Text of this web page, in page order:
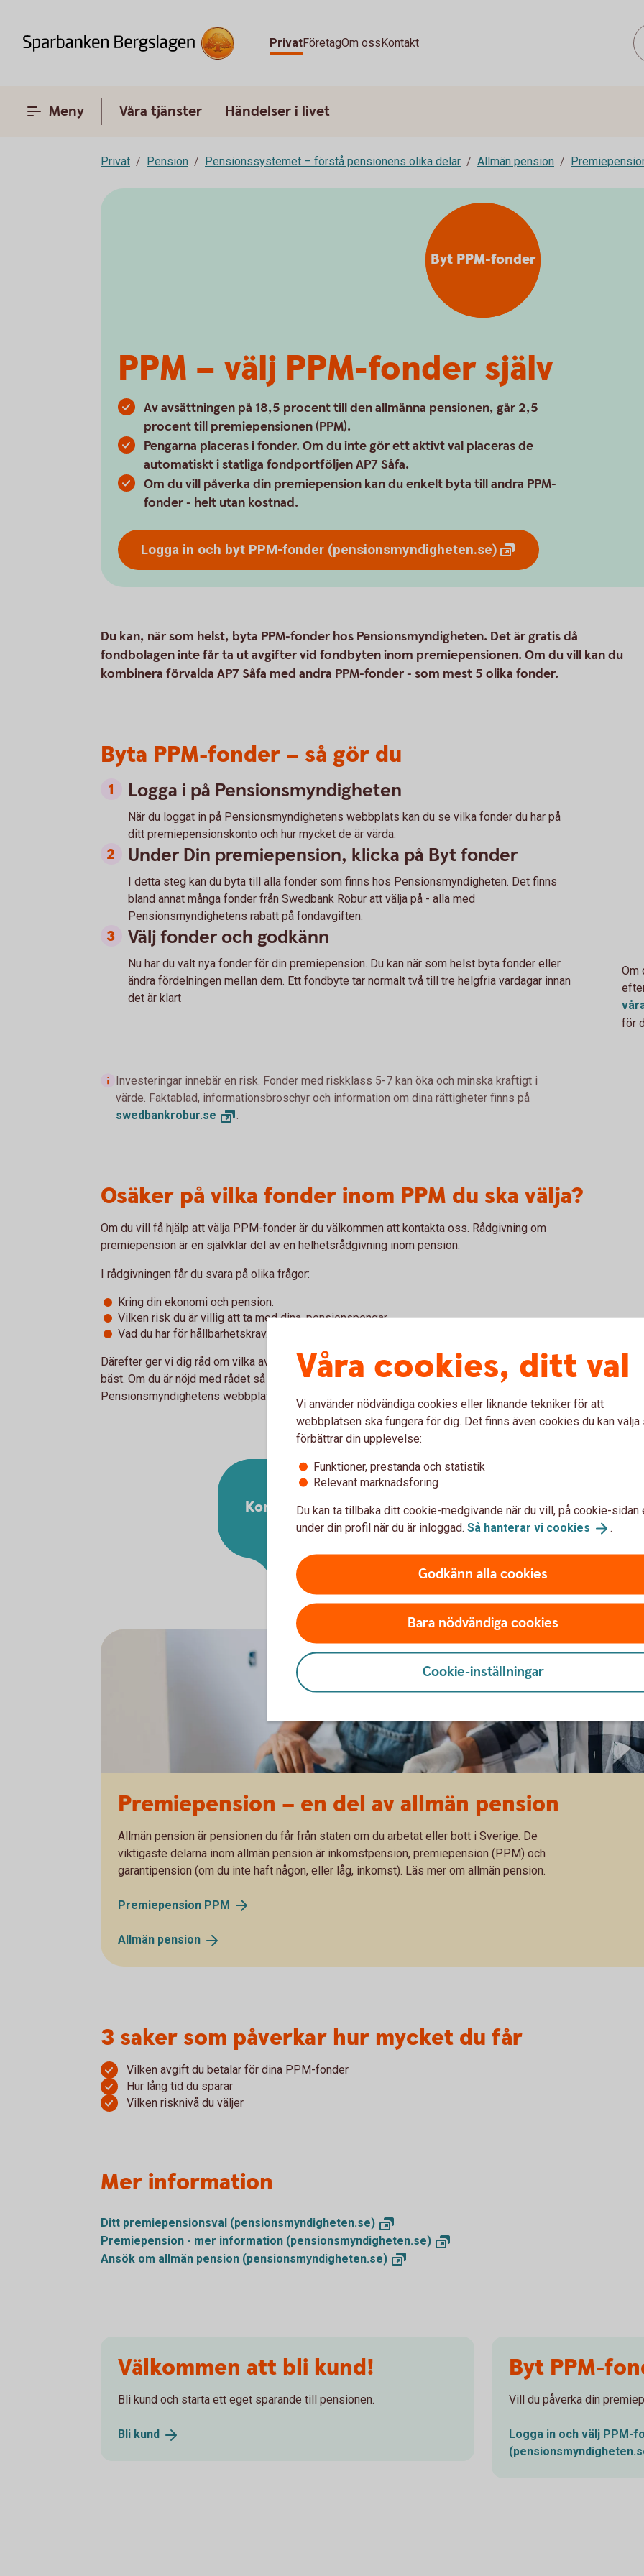
PrivatFöretagOm ossKontakt
Meny Våra tjänster Händelser i livet
Privat Pension Pensionssystemet – förstå pensionens olika delar Allmän pension
PPM – välj PPM-fonder själv
Av avsättningen på 18,5 procent till den allmänna pensionen, går 2,5
procent till premiepensionen (PPM).
Pengarna placeras i fonder. Om du inte gör ett aktivt val placeras de
automatiskt i statliga fondportföljen AP7 Såfa.
Om du vill påverka din premiepension kan du enkelt byta till andra PPM-
fonder - helt utan kostnad.
Logga in och byt PPM-fonder (pensionsmyndigheten.se)
Byt PPM-fonder
Du kan, när som helst, byta PPM-fonder hos Pensionsmyndigheten. Det är gratis då
fondbolagen inte får ta ut avgifter vid fondbyten inom premiepensionen. Om du vill kan du
kombinera förvalda AP7 Såfa med andra PPM-fonder - som mest 5 olika fonder.
Byta PPM-fonder – så gör du
Logga i på Pensionsmyndigheten
När du loggat in på Pensionsmyndighetens webbplats kan du se vilka fonder du har på
ditt premiepensionskonto och hur mycket de är värda.
Under Din premiepension, klicka på Byt fonder
I detta steg kan du byta till alla fonder som finns hos Pensionsmyndigheten. Det finns
bland annat många fonder från Swedbank Robur att välja på - alla med
Pensionsmyndighetens rabatt på fondavgiften.
Välj fonder och godkänn
Nu har du valt nya fonder för din premiepension. Du kan när som helst byta fonder eller
ändra fördelningen mellan dem. Ett fondbyte tar normalt två till tre helgfria vardagar innan
det är klart
Om
för
Investeringar innebär en risk. Fonder med riskklass 5-7 kan öka och minska kraftigt i
värde. Faktablad, informationsbroschyr och information om dina rättigheter finns på
swedbankrobur.se
Osäker på vilka fonder inom PPM du ska välja?
Om du vill få hjälp att välja PPM-fonder är du välkommen att kontakta oss. Rådgivning om
premiepension är en självklar del av en helhetsrådgivning inom pension.
I rådgivningen får du svara på olika frågor:
Kring din ekonomi och pension.
Vilken risk du är villig att ta med dina. pensionspengar.
Vad du har för hållbarhetskrav.
Därefter ger vi dig råd om vilka av Roburs premiepensionsfonder som vi tror passar dig
bäst. Om du är nöjd med rådet så gör du sedan fondbytet själv på
Pensionsmyndighetens webbplats.
Kontakta oss
Pensionsrådgivning på
Rådgivning på
Pensionsrådgivning på
Premiepension – en del av allmän pension
Allmän pension är pensionen du får från staten om du arbetat eller bott i Sverige. De
viktigaste delarna inom allmän pension är inkomstpension, premiepension (PPM) och
garantipension (om du inte haft någon, eller låg, inkomst). Läs mer om allmän pension.
Premiepension PPM
Allmän pension
3 saker som påverkar hur mycket du får
Vilken avgift du betalar för dina PPM-fonder
Hur lång tid du sparar
Vilken risknivå du väljer
Mer information
Ditt premiepensionsval (pensionsmyndigheten.se)
Premiepension - mer information (pensionsmyndigheten.se)
Ansök om allmän pension (pensionsmyndigheten.se)
Välkommen att bli kund!
Bli kund och starta ett eget sparande till pensionen.
Bli kund
Byt PPM-
Vill du påverka din
Logga in och välj PPM-
Våra cookies, ditt val
Vi använder nödvändiga cookies eller liknande tekniker för att
webbplatsen ska fungera för dig. Det finns även cookies du kan välja
förbättrar din upplevelse:
Funktioner, prestanda och statistik
Relevant marknadsföring
Du kan ta tillbaka ditt cookie-medgivande när du vill, på cookie-sidan
under din profil när du är inloggad. Så hanterar vi cookies .
Godkänn alla cookies
Bara nödvändiga cookies
Cookie-inställningar